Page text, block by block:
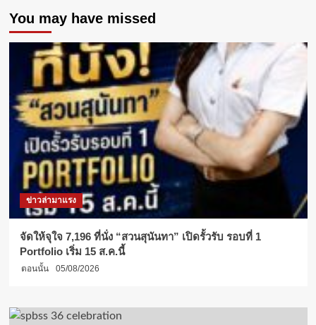
โฉม
มหาวิทยาลัย
สู่
Smart
Campus
ด้วย
Enterprise
Architecture
(EA)
DPU
จับ
มือ
TCCtech
วาง
รากฐาน
การ
แห่ง
อนาคต
ใน
You may have missed
ข่าวล่ามาแรง
จัดให้จุใจ 7,196 ที่นั่ง “สวนสุนันทา” เปิดรั้วรับ รอบที่ 1
Portfolio เริ่ม 15 ส.ค.นี้
ตอนนั้น 05/08/2026